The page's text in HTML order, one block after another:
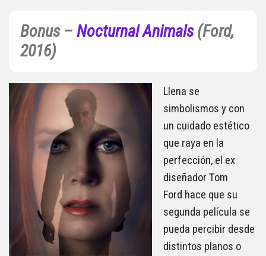
Bonus – Nocturnal Animals(Ford,
2016)
Llena se
simbolismos y con
un cuidado estético
que raya en la
perfección, el ex
diseñador Tom
Ford hace que su
segunda película se
pueda percibir desde
distintos planos o